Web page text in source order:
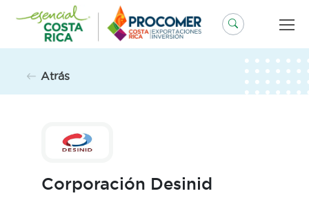
contenido
Atrás
Corporación Desinid